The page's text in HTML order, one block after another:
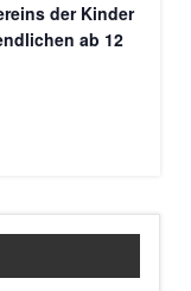
der Kinder
ab 12